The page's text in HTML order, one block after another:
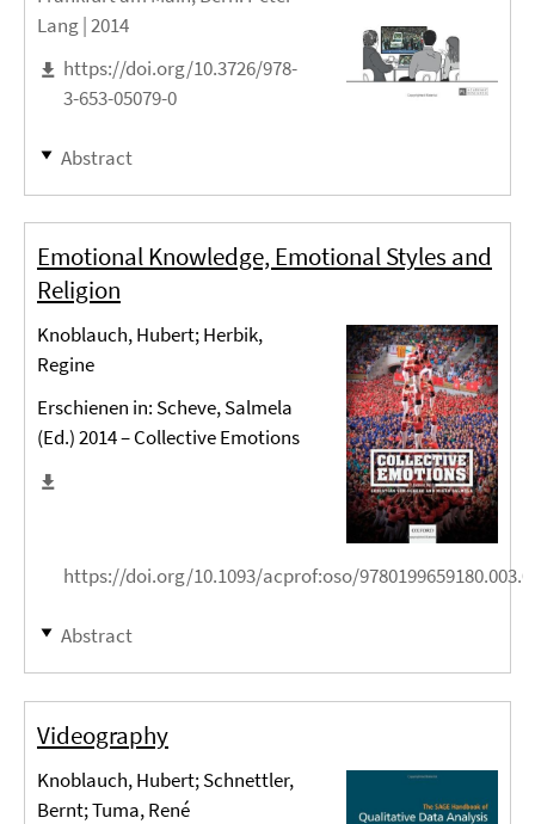
Lang |2014
https://doi.org/10.3726/978-
3-653-05079-0
Abstract
Emotional Knowledge, Emotional Styles and
Religion
Knoblauch, Hubert; Herbik,
Regine
Erschienen in: Scheve, Salmela
(Ed.) 2014 – Collective Emotions
https://doi.org/10.1093/acprof:oso/
Abstract
Videography
Knoblauch, Hubert; Schnettler,
Bernt; Tuma, René